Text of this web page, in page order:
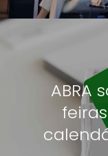
ABRA